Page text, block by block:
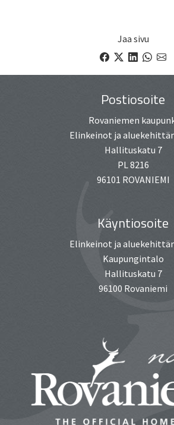
Jaa sivu
FacebookLinkedIn
Postiosoite
Rovaniemen
Elinkeinot ja
Hallituskatu 7
PL 8216
96101 ROVANIEMI
Käyntiosoite
Elinkeinot ja
Kaupungintalo
Hallituskatu 7
96100 Rovaniemi